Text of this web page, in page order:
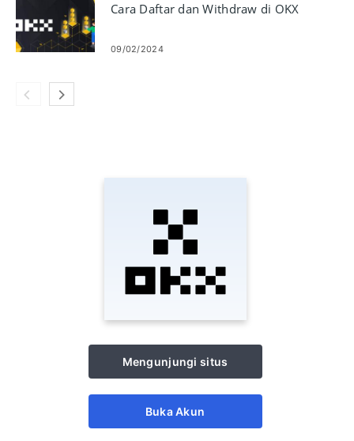
Cara Daftar dan Withdraw di OKX
09/02/2024
Mengunjungi situs
Buka Akun